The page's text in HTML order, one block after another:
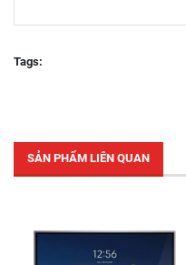
Tags:
SẢN PHẨM LIÊN QUAN